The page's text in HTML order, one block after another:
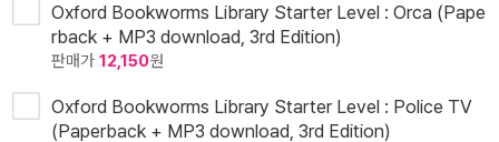
Oxford Bookworms Library Starter Level : Orca (Pape
rback + MP3 download, 3rd Edition)
판매가 12,150원
Oxford Bookworms Library Starter Level : Police TV
(Paperback + MP3 download, 3rd Edition)